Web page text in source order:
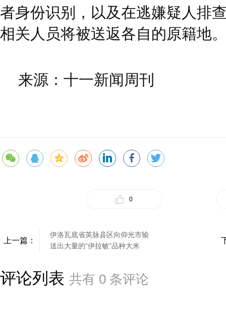
者身份识别，以及在逃嫌疑人排
相关人员将被送返各自的原籍地
来源：十一新闻周刊
0
上一篇：
伊洛瓦底省英脉县区向仰光市输
送出大量的“伊拉敏”品种大米
评论列表 共有 0 条评论